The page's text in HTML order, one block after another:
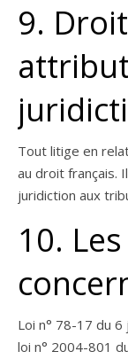
9.
Tout litige en
au droit français.
juridiction aux
10.
Loi n° 78-17 du
loi n° 2004-801